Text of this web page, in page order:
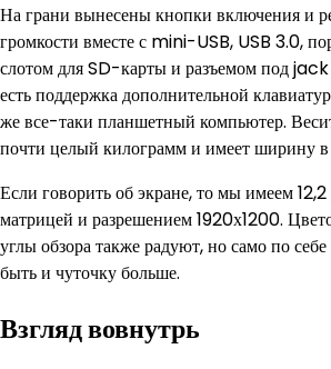
На грани вынесены кнопки включения и
громкости вместе с mini-USB, USB 3.0,
слотом для SD-карты и разъемом под jack
есть поддержка дополнительной
же все-таки планшетный компьютер.
почти целый килограмм и имеет ширину
Если говорить об экране, то мы имеем
матрицей и разрешением 1920х1200.
углы обзора также радуют, но само по
быть и чуточку больше.
Взгляд вовнутрь